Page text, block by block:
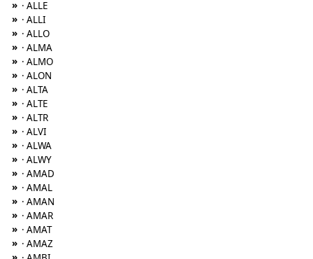
» · ALLE
» · ALLI
» · ALLO
» · ALMA
» · ALMO
» · ALON
» · ALTA
» · ALTE
» · ALTR
» · ALVI
» · ALWA
» · ALWY
» · AMAD
» · AMAL
» · AMAN
» · AMAR
» · AMAT
» · AMAZ